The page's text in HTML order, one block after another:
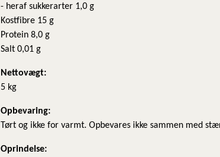
- heraf sukkerarter 1,0 g
Kostfibre 15 g
Protein 8,0 g
Salt 0,01 g
Nettovægt:
5 kg
​Opbevaring:
Tørt og ikke for varmt. Opbevares ikke sammen med
Oprindelse: